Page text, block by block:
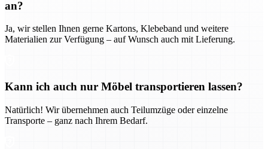
an?
Ja, wir stellen Ihnen gerne Kartons, Klebeband und weitere
Materialien zur Verfügung – auf Wunsch auch mit Lieferung.
Kann ich auch nur Möbel transportieren lassen?
Natürlich! Wir übernehmen auch Teilumzüge oder einzelne
Transporte – ganz nach Ihrem Bedarf.